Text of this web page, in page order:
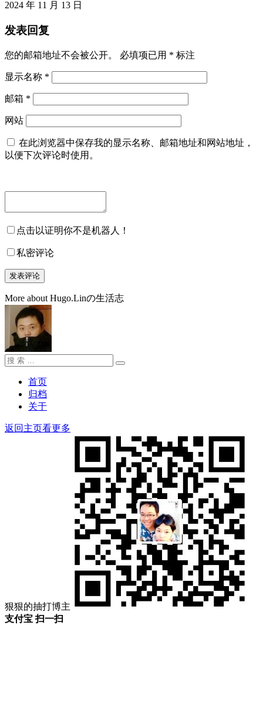
2024 年 11 月 13 日
发表回复
您的邮箱地址不会被公开。 必填项已用 * 标注
显示名称 *
邮箱 *
网站
在此浏览器中保存我的显示名称、邮箱地址和网站地址，
以便下次评论时使用。
点击以证明你不是机器人！
私密评论
More about Hugo.Linの生活志
搜
搜
首页
归档
关于
返回主页看更多
狠狠的抽打博主
支付宝 扫一扫